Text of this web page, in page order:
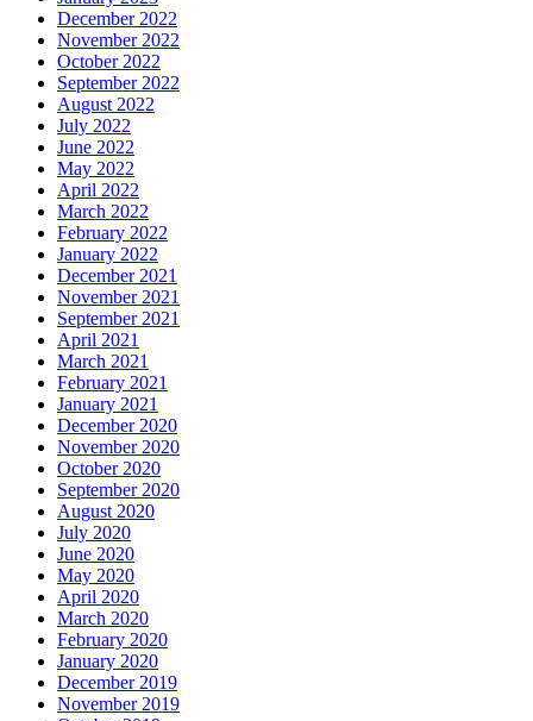
December 2022
November 2022
October 2022
September 2022
August 2022
July 2022
June 2022
May 2022
April 2022
March 2022
February 2022
January 2022
December 2021
November 2021
September 2021
April 2021
March 2021
February 2021
January 2021
December 2020
November 2020
October 2020
September 2020
August 2020
July 2020
June 2020
May 2020
April 2020
March 2020
February 2020
January 2020
December 2019
November 2019